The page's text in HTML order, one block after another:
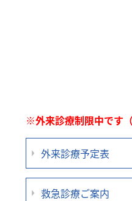
※外来診療制限中です
外来診療予定表
救急診療ご案内